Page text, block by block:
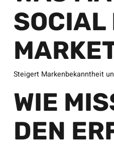
SOCIAL
Steigert Markenbekanntheit
WIE
DEN